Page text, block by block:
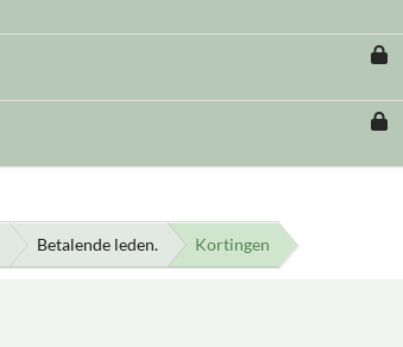
Betalende leden. Kortingen